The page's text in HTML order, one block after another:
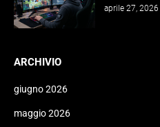
aprile 27, 2026
ARCHIVIO
giugno 2026
maggio 2026